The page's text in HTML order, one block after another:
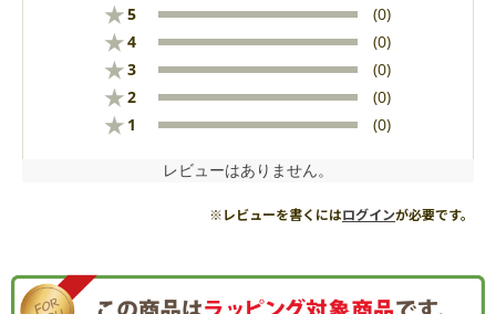
★5 (0)
★4 (0)
★3 (0)
★2 (0)
★ 1 (0)
レビューはありません。
※レビューを書くにはログインが必要です。